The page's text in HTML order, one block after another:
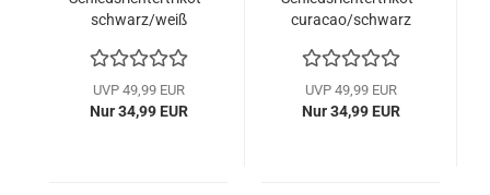
schwarz/weiß
UVP 49,99 EUR
Nur 34,99 EUR
curacao/schwarz
UVP 49,99 EUR
Nur 34,99 EUR